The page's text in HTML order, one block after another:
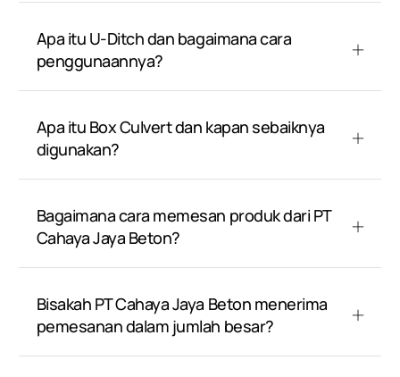
Apa itu U-Ditch dan bagaimana cara
penggunaannya?
Apa itu Box Culvert dan kapan sebaiknya
digunakan?
Bagaimana cara memesan produk dari PT
Cahaya Jaya Beton?
Bisakah PT Cahaya Jaya Beton menerima
pemesanan dalam jumlah besar?